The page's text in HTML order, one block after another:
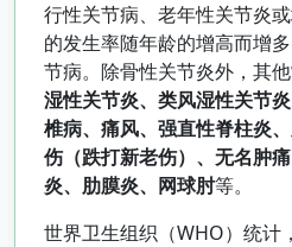
行性关节病、老年性关节炎
的发生率随年龄的增高而增
节病。除骨性关节炎外，其
湿性关节炎、类风湿性关节
椎病、痛风、强直性脊柱炎
伤（跌打新老伤）、无名肿
炎、肋膜炎、网球肘等。
世界卫生组织（WHO）统计